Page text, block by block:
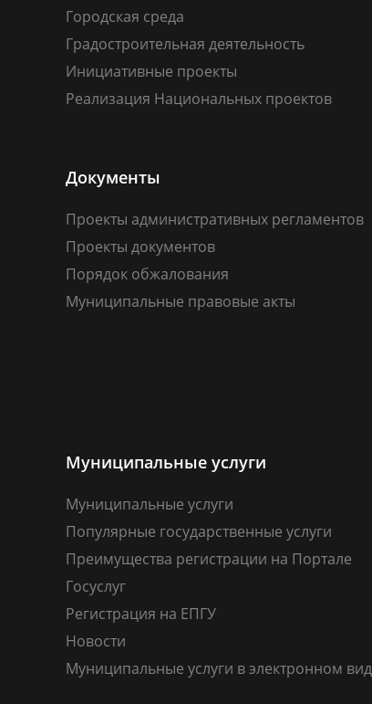
Городская среда
Градостроительная деятельность
Инициативные проекты
Реализация Национальных проектов
Документы
Проекты административных регламентов
Проекты документов
Порядок обжалования
Муниципальные правовые акты
Муниципальные услуги
Муниципальные услуги
Популярные государственные услуги
Преимущества регистрации на Портале
Госуслуг
Регистрация на ЕПГУ
Новости
Муниципальные услуги в электронном